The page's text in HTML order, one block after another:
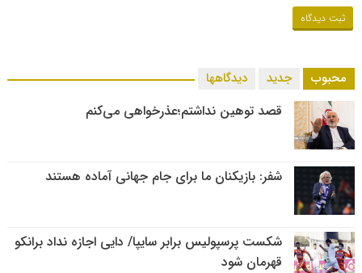
محبوب جدید دیدگاهها
قصد توهین نداشتم؛عذرخواهی می‌کنم
شفر: بازیکنان ما برای جام جهانی آماده هستند
شکست پرسپولیس برابر سایپا/ دایی اجازه نداد برانکو
قهرمان شود